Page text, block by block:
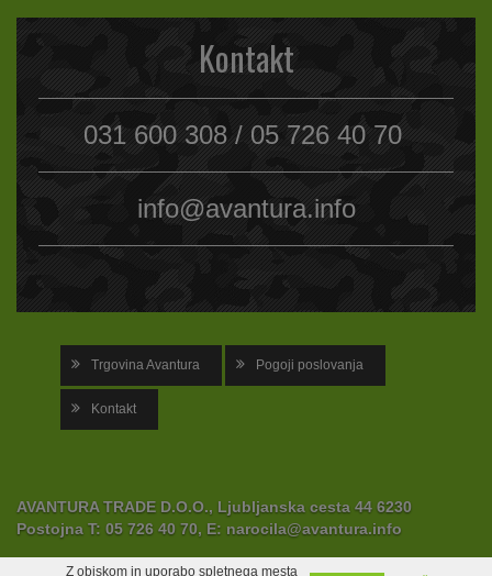
Kontakt
031 600 308 / 05 726 40 70
info@avantura.info
Trgovina Avantura Pogoji poslovanja
Kontakt
AVANTURA TRADE D.O.O., Ljubljanska cesta 44 6230
Postojna T: 05 726 40 70, E: narocila@avantura.info
Z obiskom in uporabo spletnega mesta